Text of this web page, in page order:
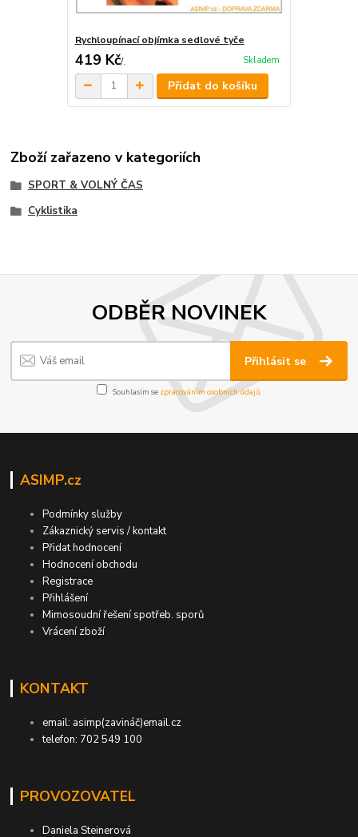
Rychloupínací objímka sedlové tyče
419 Kč/. Skladem
Přidat do košíku
Zboží zařazeno v kategoriích
SPORT & VOLNÝ ČAS
Cyklistika
ODBĚR NOVINEK
Přihlásit se
Souhlasím se zpracováním osobních údajů.
ASIMP.cz
Podmínky služby
Zákaznický servis / kontakt
Přidat hodnocení
Hodnocení obchodu
Registrace
Přihlášení
Mimosoudní řešení spotřeb. sporů
Vrácení zboží
KONTAKT
email: asimp(zavináč)email.cz
telefon: 702 549 100
PROVOZOVATEL
Daniela Steinerová